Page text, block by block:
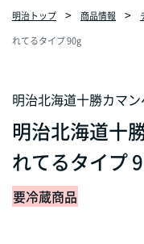
明治トップ 商品情報
れてるタイプ 90g
明治北海道十勝カマ
明治北海道十
れてるタイプ
要冷蔵商品